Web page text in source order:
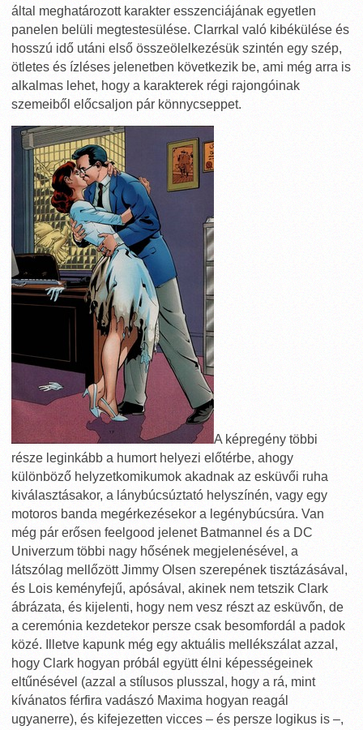
által meghatározott karakter esszenciájának egyetlen
panelen belüli megtestesülése. Clarrkal való kibékülése és
hosszú idő utáni első összeölelkezésük szintén egy szép,
ötletes és ízléses jelenetben következik be, ami még arra is
alkalmas lehet, hogy a karakterek régi rajongóinak
szemeiből előcsaljon pár könnycseppet.
A képregény többi
része leginkább a humort helyezi előtérbe, ahogy
különböző helyzetkomikumok akadnak az esküvői ruha
kiválasztásakor, a lánybúcsúztató helyszínén, vagy egy
motoros banda megérkezésekor a legénybúcsúra. Van
még pár erősen feelgood jelenet Batmannel és a DC
Univerzum többi nagy hősének megjelenésével, a
látszólag mellőzött Jimmy Olsen szerepének tisztázásával,
és Lois keményfejű, apósával, akinek nem tetszik Clark
ábrázata, és kijelenti, hogy nem vesz részt az esküvőn, de
a ceremónia kezdetekor persze csak besomfordál a padok
közé. Illetve kapunk még egy aktuális mellékszálat azzal,
hogy Clark hogyan próbál együtt élni képességeinek
eltűnésével (azzal a stílusos plusszal, hogy a rá, mint
kívánatos férfira vadászó Maxima hogyan reagál
ugyanerre), és kifejezetten vicces – és persze logikus is –,